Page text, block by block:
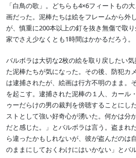
「白鳥の歌」。どちらも4×6フィートもの
画だった。泥棒たちは絵をフレームから外
が、慎重に200本以上の釘を抜き無傷で取
家でさえ少なくとも1時間はかかるだろう。
バルボラは大切な2枚の絵を取り戻したい
た泥棒たちが気になった。その後、防犯カ
は逮捕されたが、絵画は行方不明のまま。
を起こす。逮捕された泥棒の１人、カール
ゥーだらけの男の裁判を傍聴することにし
ストとして強い好奇心が湧いた。何かは分
だと感じた。」とバルボラは言う。盗まれ
ら違ったかもしれないが、彼が盗んだのは
のままにしておくわけにはいかない」とバ